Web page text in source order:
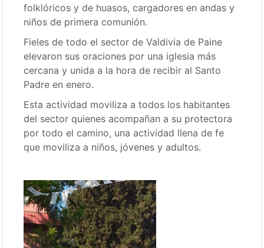
folklóricos y de huasos, cargadores en andas y
niños de primera comunión.
Fieles de todo el sector de Valdivia de Paine
elevaron sus oraciones por una iglesia más
cercana y unida a la hora de recibir al Santo
Padre en enero.
Esta actividad moviliza a todos los habitantes
del sector quienes acompañan a su protectora
por todo el camino, una actividad llena de fe
que moviliza a niños, jóvenes y adultos.